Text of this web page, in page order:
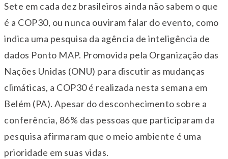
Sete em cada dez brasileiros ainda não sabem o que
é a COP30, ou nunca ouviram falar do evento, como
indica uma pesquisa da agência de inteligência de
dados Ponto MAP. Promovida pela Organização das
Nações Unidas (ONU) para discutir as mudanças
climáticas, a COP30 é realizada nesta semana em
Belém (PA). Apesar do desconhecimento sobre a
conferência, 86% das pessoas que participaram da
pesquisa afirmaram que o meio ambiente é uma
prioridade em suas vidas.